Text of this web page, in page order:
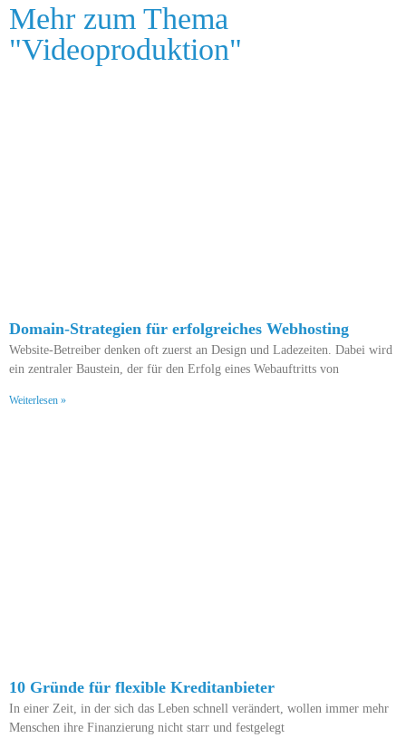
Mehr zum Thema
"Videoproduktion"
Domain-Strategien für erfolgreiches Webhosting
Website-Betreiber denken oft zuerst an Design und Ladezeiten. Dabei wird
ein zentraler Baustein, der für den Erfolg eines Webauftritts von
Weiterlesen »
10 Gründe für flexible Kreditanbieter
In einer Zeit, in der sich das Leben schnell verändert, wollen immer mehr
Menschen ihre Finanzierung nicht starr und festgelegt